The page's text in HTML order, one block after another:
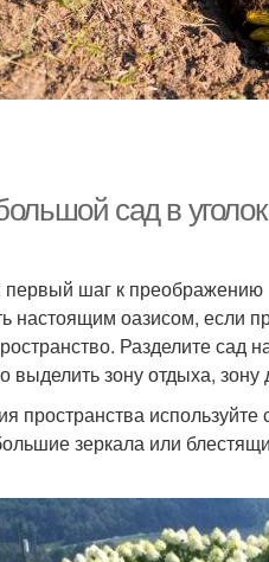
сад в
первый шаг к преображению
настоящим оазисом, если
Разделите сад
зону отдыха, зону
пространства
зеркала или